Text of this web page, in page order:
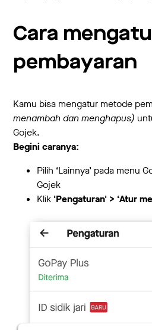
Cara
pembayaran
Kamu bisa mengatur metode
menambah dan menghapus)
Gojek.
Begini caranya:
Pilih ‘Lainnya’ pada menu
Gojek
Klik 'Pengaturan' > ‘Atur